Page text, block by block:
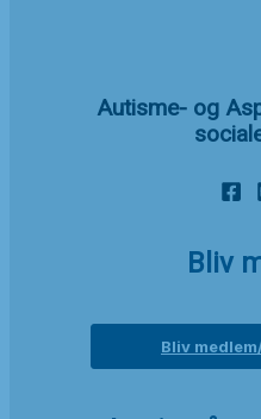
Autisme- og
Bliv
Bliv